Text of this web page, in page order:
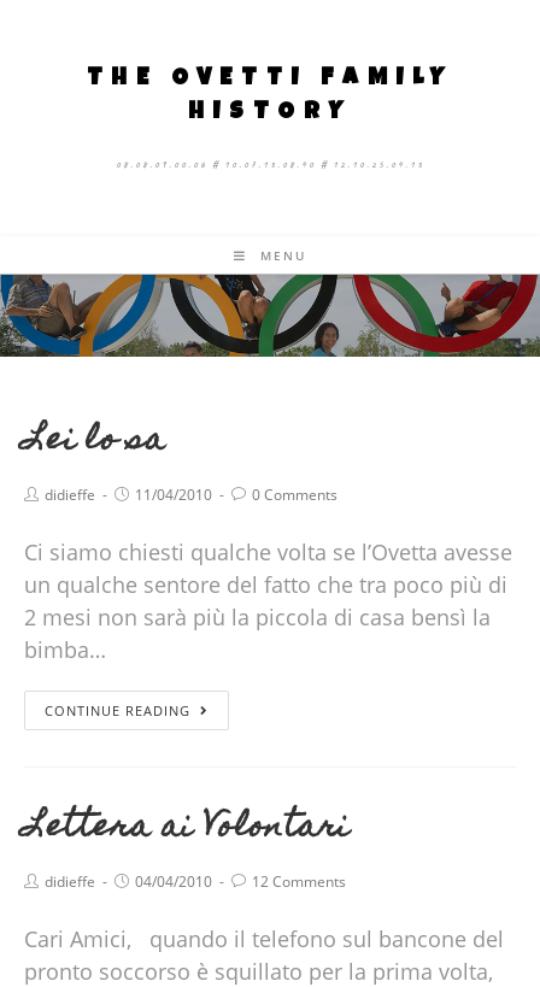
THE OVETTI FAMILY
HISTORY
08.08.09.00.06 # 10.07.13.08.40 # 12.10.25.04.13
MENU
Lei lo sa
didieffe 11/04/2010 0 Comments
Ci siamo chiesti qualche volta se l’Ovetta avesse
un qualche sentore del fatto che tra poco più di
2 mesi non sarà più la piccola di casa bensì la
bimba…
CONTINUE READING
Lettera ai Volontari
didieffe 04/04/2010 12 Comments
Cari Amici, quando il telefono sul bancone del
pronto soccorso è squillato per la prima volta,